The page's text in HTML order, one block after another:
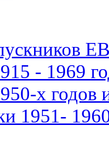
- 1969
х годов
1951-